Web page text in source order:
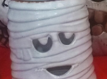
विनिर्माण आधार और
सहायता